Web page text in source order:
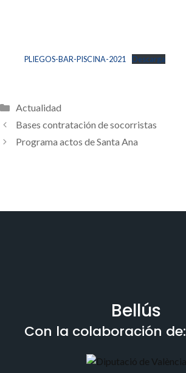
PLIEGOS-BAR-PISCINA-2021 Descarga
Categorías
Actualidad
Bases contratación de socorristas
Programa actos de Santa Ana
Bellús
Con la colaboración de: